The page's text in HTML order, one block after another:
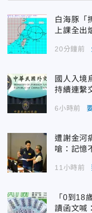
白海豚「
上課全出
20分鐘前
國人入境
持續連繫
6小時前
遭謝金河
嗆：記憶
11小時前
「0到18
讀函文喊